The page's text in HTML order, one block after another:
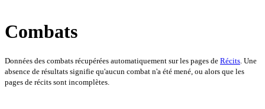
Combats
Données des combats récupérées automatiquement sur les pages de Récits. Une
absence de résultats signifie qu'aucun combat n'a été mené, ou alors que les
pages de récits sont incomplètes.